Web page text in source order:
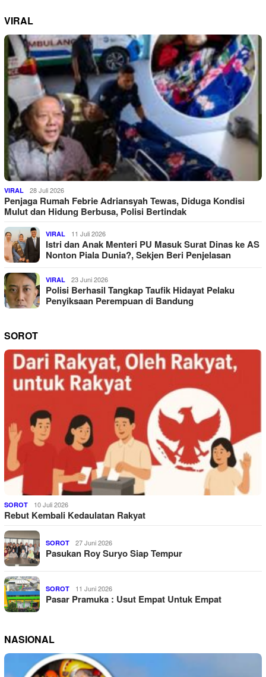
VIRAL
VIRAL 28 Juli 2026
Penjaga Rumah Febrie Adriansyah Tewas, Diduga Kondisi
Mulut dan Hidung Berbusa, Polisi Bertindak
VIRAL 11 Juli 2026
Istri dan Anak Menteri PU Masuk Surat Dinas ke AS
Nonton Piala Dunia?, Sekjen Beri Penjelasan
VIRAL 23 Juni 2026
Polisi Berhasil Tangkap Taufik Hidayat Pelaku
Penyiksaan Perempuan di Bandung
SOROT
SOROT 10 Juli 2026
Rebut Kembali Kedaulatan Rakyat
SOROT 27 Juni 2026
Pasukan Roy Suryo Siap Tempur
SOROT 11 Juni 2026
Pasar Pramuka : Usut Empat Untuk Empat
NASIONAL